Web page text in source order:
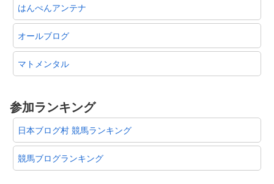
はんぺんアンテナ
オールブログ
マトメンタル
参加ランキング
日本ブログ村 競馬ランキング
競馬ブログランキング